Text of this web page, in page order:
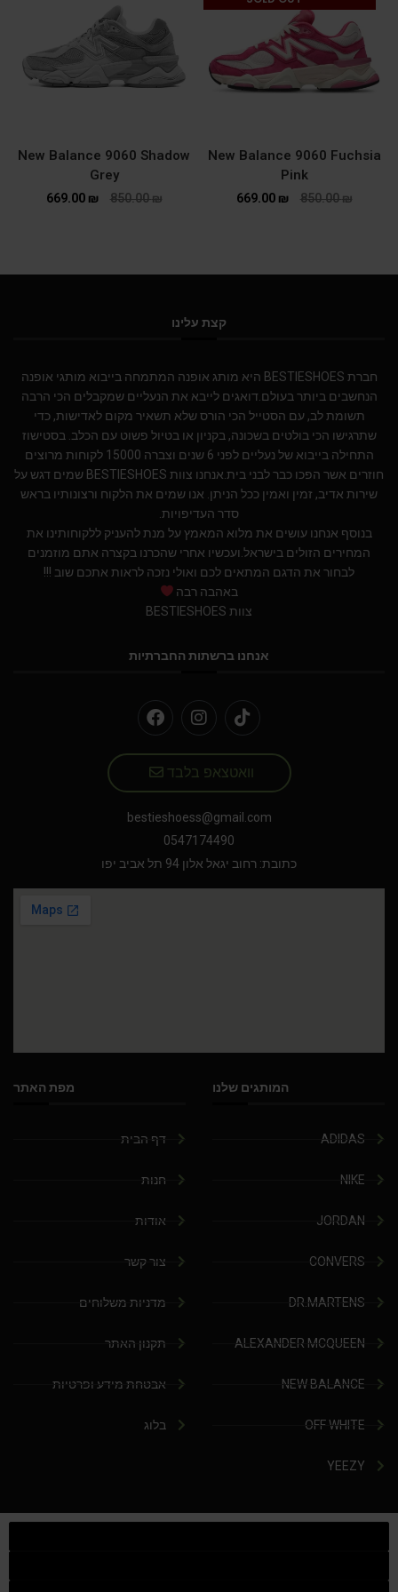
New Balance 9060 Fuchsia
Pink
850.00₪
669.00 ₪
New Balance 9060 Shadow
Grey
850.00₪
669.00 ₪
קצת עלינו
חברת BESTIESHOES היא מותג אופנה המתמחה בייבוא מותגי אופנה
הנחשבים ביותר בעולם.דואגים לייבא את הנעליים שמקבלים הכי הרבה
תשומת לב, עם הסטייל הכי הורס שלא תשאיר מקום לאדישות, כדי
שתרגישו הכי בולטים בשכונה, בקניון או בטיול פשוט עם הכלב. בסטישוז
התחילה בייבוא של נעליים לפני 6 שנים וצברה 15000 לקוחות מרוצים
חוזרים אשר הפכו כבר לבני בית.אנחנו צוות BESTIESHOES שמים דגש על
שירות אדיב, זמין ואמין ככל הניתן. אנו שמים את הלקוח ורצונותיו בראש
סדר העדיפויות.
בנוסף אנחנו עושים את מלוא המאמץ על מנת להעניק ללקוחותינו את
המחירים הזולים בישראל.ועכשיו אחרי שהכרנו בקצרה אתם מוזמנים
לבחור את הדגם המתאים לכם ואולי נזכה לראות אתכם שוב !!!
באהבה רבה
צוות BESTIESHOES
אנחנו ברשתות החברתיות
וואטצאפ בלבד
bestieshoess@gmail.com
0547174490
כתובת: רחוב יגאל אלון 94 תל אביב יפו
המותגים שלנו
ADIDAS
NIKE
JORDAN
CONVERS
DR.MARTENS
ALEXANDER MCQUEEN
NEW BALANCE
OFF WHITE
YEEZY
מפת האתר
דף הבית
חנות
אודות
צור קשר
מדניות משלוחים
תקנון האתר
אבטחת מידע ופרטיות
בלוג